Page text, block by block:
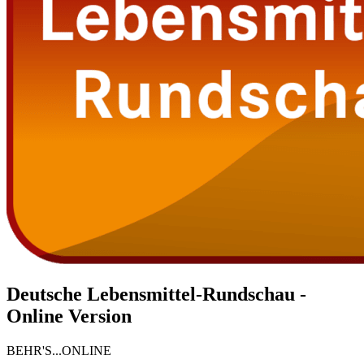
Deutsche Lebensmittel-Rundschau -
Online Version
BEHR'S...ONLINE